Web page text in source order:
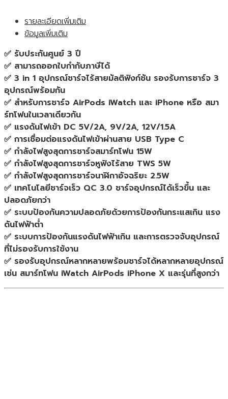
รายละเอียดเพิ่มเติม
ข้อมูลเพิ่มเติม
✅ รับประกันศูนย์ 3 ปี
✅ สามารถออกใบกำกับภาษีได้
✅ 3 in 1 อุปกรณ์ชาร์จไร้สายมัลติฟังก์ชัน รองรับการชาร์จ 3
อุปกรณ์พร้อมกัน
✅ สำหรับการชาร์จ AirPods iWatch และ iPhone หรือ สมา
ร์ทโฟนในเวลาเดียวกัน
✅ แรงดันไฟเข้า DC 5V/2A, 9V/2A, 12V/1.5A
✅ การเชื่อมต่อแรงดันไฟเข้าผ่านสาย USB Type C
✅ กำลังไฟสูงสุดการชาร์จสมาร์ทโฟน 15W
✅ กำลังไฟสูงสุดการชาร์จหูฟังไร้สาย TWS 5W
✅ กำลังไฟสูงสุดการชาร์จนาฬิกาอัจฉริยะ 2.5W
✅ เทคโนโลยีชาร์จเร็ว QC 3.0 ชาร์จอุปกรณ์ได้เร็วขึ้น และ
ปลอดภัยกว่า
✅ ระบบป้องกันความปลอดภัยด้วยการป้องกันกระแสเกิน แรง
ดันไฟฟ้าต่ำ
✅ ระบบการป้องกันแรงดันไฟฟ้าเกิน และการตรวจจับอุปกรณ์
ที่ไม่รองรับการใช้งาน
✅ รองรับอุปกรณ์หลากหลายพร้อมชาร์จได้หลากหลายอุปกรณ์
เช่น สมาร์ทโฟน iWatch AirPods iPhone X และรุ่นที่สูงกว่า